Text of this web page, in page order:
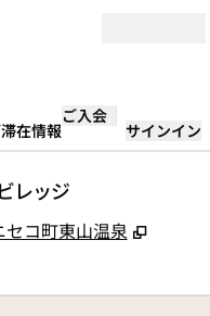
在情報
ご入会
サインイン
レッジ
コ町東山温泉 ,